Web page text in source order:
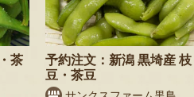
茶
予約注文：新潟 黒埼産 枝
豆・茶豆